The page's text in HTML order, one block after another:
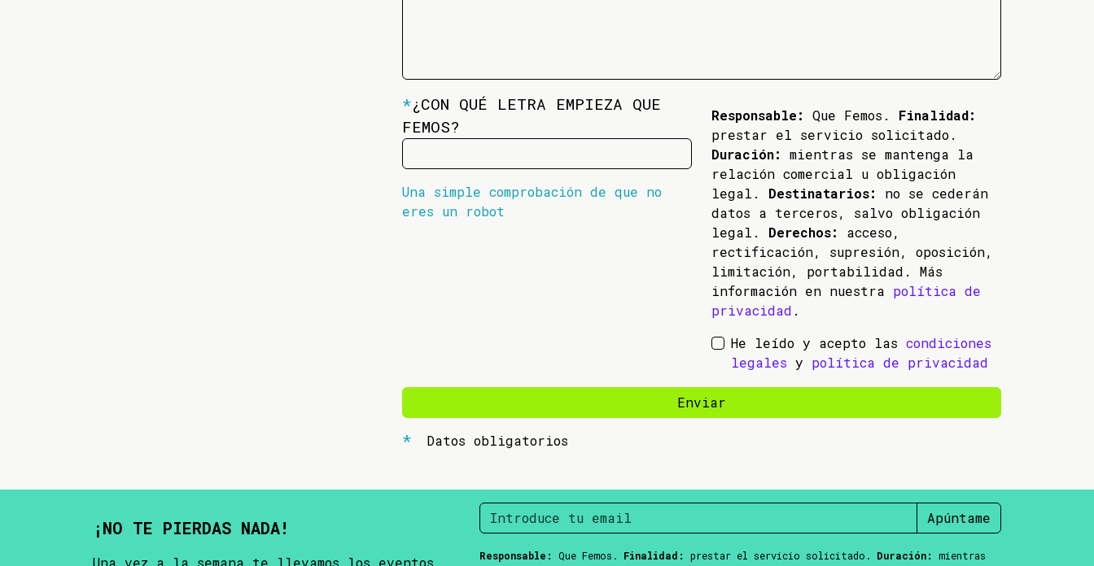
*¿CON QUÉ LETRA EMPIEZA QUE
FEMOS?
Una simple comprobación de que no
eres un robot
Responsable: Que Femos. Finalidad:
prestar el servicio solicitado.
Duración:
mientras se mantenga la
relación comercial u obligación
legal. Destinatarios:
no se cederán
datos a terceros, salvo obligación
legal. Derechos:
acceso,
rectificación, supresión, oposición,
limitación, portabilidad. Más
información en nuestra política de
privacidad .
He leído y acepto las condiciones
legales y política de privacidad
Enviar
Datos obligatorios
¡NO TE PIERDAS NADA!
Una vez a la semana te llevamos los eventos
Apúntame
Responsable: Que Femos. Finalidad: prestar el servicio solicitado. Duración:
mientras